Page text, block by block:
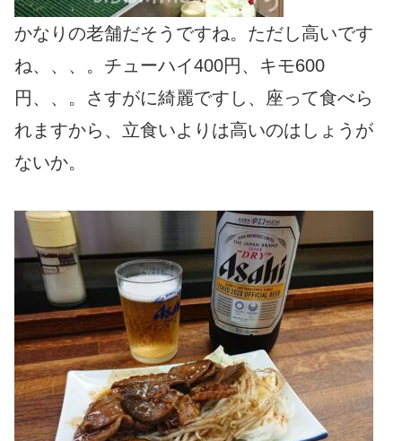
かなりの老舗だそうですね。ただし高いです
ね、、、。チューハイ400円、キモ600
円、、。さすがに綺麗ですし、座って食べら
れますから、立食いよりは高いのはしょうが
ないか。